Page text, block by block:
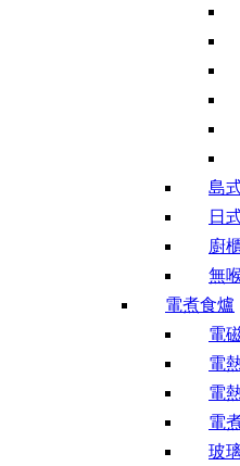
島
日
廚
無
電煮食爐
電
電
電
電
玻